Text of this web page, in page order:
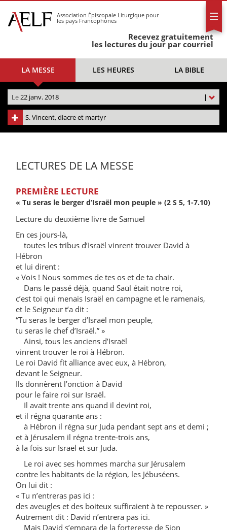
S'abonner
Calendrier
Association Épiscopale Liturgique pour
les pays Francophones
Recevez gratuitement
les lectures du jour par courriel
LA MESSE LES HEURES LA BIBLE
|
Le22 janv. 2018
S. Vincent, diacre et martyr
LECTURES DE LA MESSE
PREMIÈRE LECTURE
« Tu seras le berger d’Israël mon peuple » (2 S 5, 1-7.10)
Lecture du deuxième livre de Samuel
En ces jours-là,
toutes les tribus d’Israël vinrent trouver David à
Hébron
et lui dirent :
« Vois ! Nous sommes de tes os et de ta chair.
Dans le passé déjà, quand Saül était notre roi,
c’est toi qui menais Israël en campagne et le ramenais,
et le Seigneur t’a dit :
“Tu seras le berger d’Israël mon peuple,
tu seras le chef d’Israël.” »
Ainsi, tous les anciens d’Israël
vinrent trouver le roi à Hébron.
Le roi David fit alliance avec eux, à Hébron,
devant le Seigneur.
Ils donnèrent l’onction à David
pour le faire roi sur Israël.
Il avait trente ans quand il devint roi,
et il régna quarante ans :
à Hébron il régna sur Juda pendant sept ans et demi ;
et à Jérusalem il régna trente-trois ans,
à la fois sur Israël et sur Juda.
Le roi avec ses hommes marcha sur Jérusalem
contre les habitants de la région, les Jébuséens.
On lui dit :
« Tu n’entreras pas ici :
des aveugles et des boiteux suffiraient à te repousser. »
Autrement dit : David n’entrera pas ici.
Mais David s’empara de la forteresse de Sion